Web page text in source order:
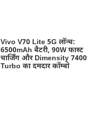
Vivo V70 Lite 5G लॉन्च:
6500mAh बैटरी, 90W फास्ट
चार्जिंग और Dimensity 7400
Turbo का दमदार कॉम्बो